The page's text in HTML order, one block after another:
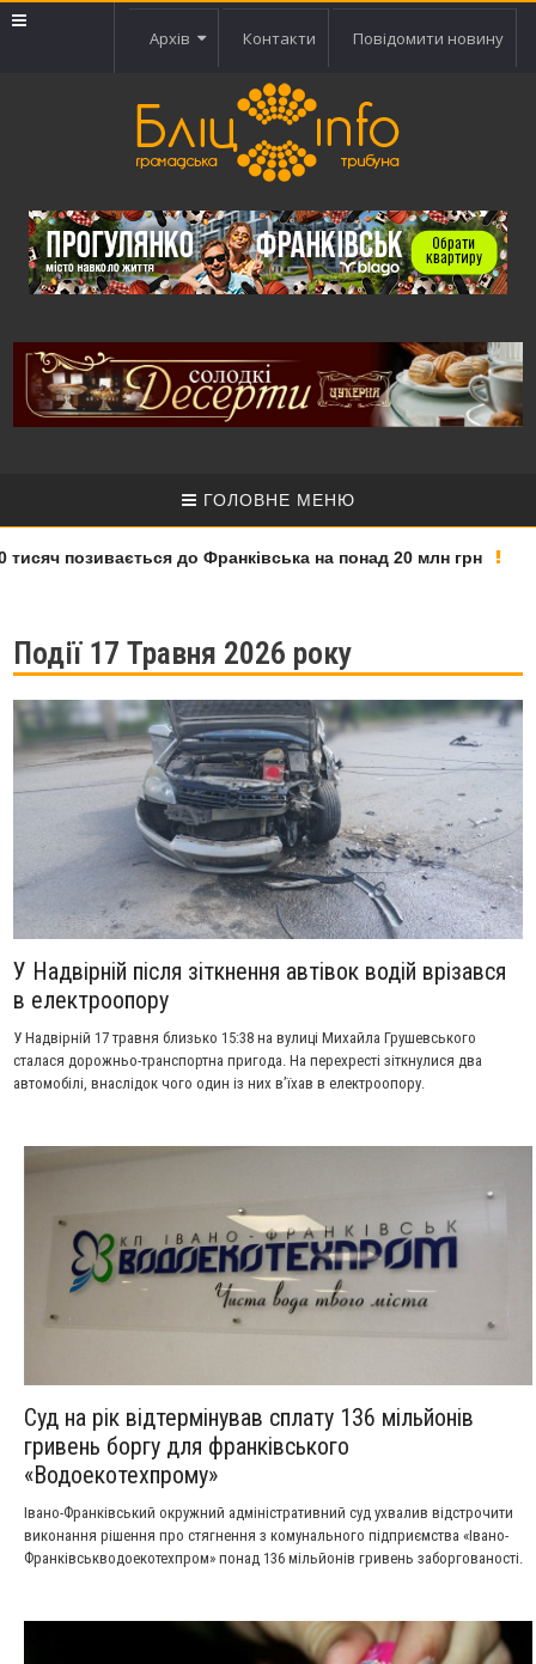
Архів Контакти Повідомити новину
ГОЛОВНЕ МЕНЮ
позивається до Франківська на понад 20 млн грн
Події 17 Травня 2026 року
У Надвірній після зіткнення автівок водій врізався
в електроопору
У Надвірній 17 травня близько 15:38 на вулиці Михайла Грушевського
сталася дорожньо-транспортна пригода. На перехресті зіткнулися два
автомобілі, внаслідок чого один із них в’їхав в електроопору.
Суд на рік відтермінував сплату 136 мільйонів
гривень боргу для франківського
«Водоекотехпрому»
Івано-Франківський окружний адміністративний суд ухвалив відстрочити
виконання рішення про стягнення з комунального підприємства «Івано-
Франківськводоекотехпром» понад 136 мільйонів гривень заборгованості.